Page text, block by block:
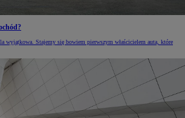
wyjątkowa. Stajemy się bowiem pierwszym właścicielem auta, które